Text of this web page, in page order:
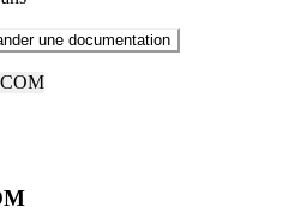
une documentation